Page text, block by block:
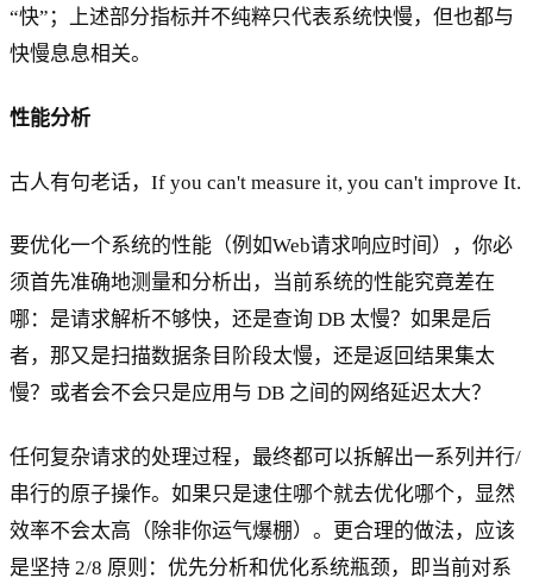
“快”；上述部分指标并不纯粹只代表系统快慢，但也都与
快慢息息相关。
性能分析
古人有句老话，If you can't measure it, you can't improve It.
要优化一个系统的性能（例如Web请求响应时间），你必
须首先准确地测量和分析出，当前系统的性能究竟差在
哪：是请求解析不够快，还是查询 DB 太慢？如果是后
者，那又是扫描数据条目阶段太慢，还是返回结果集太
慢？或者会不会只是应用与 DB 之间的网络延迟太大？
任何复杂请求的处理过程，最终都可以拆解出一系列并行/
串行的原子操作。如果只是逮住哪个就去优化哪个，显然
效率不会太高（除非你运气爆棚）。更合理的做法，应该
是坚持 2/8 原则：优先分析和优化系统瓶颈，即当前对系